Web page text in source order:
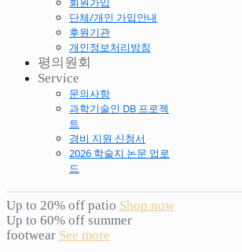
단체/개인 가입안내
후원기관
개인정보처리방침
평의원회
Service
문의사항
과학기술인 DB 프로젝
트
경비 지원 신청서
2026 학술지 논문 업로
드
Up to 20% off patio Shop now
Up to 60% off summer
footwear See more